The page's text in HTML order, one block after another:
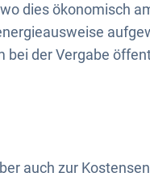
dies ökonomisch
bei der Vergabe
auch zur